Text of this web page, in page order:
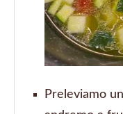
Preleviamo